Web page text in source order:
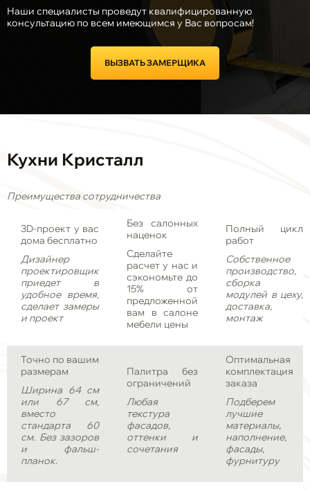
Наши специалисты проведут квалифицированную
консультацию по всем имеющимся у Вас вопросам!
ВЫЗВАТЬ ЗАМЕРЩИКА
Кухни Кристалл
Преимущества сотрудничества
3D-проект у вас
дома бесплатно
Дизайнер
проектировщик
приедет в
удобное время,
сделает замеры
и проект
Без салонных
наценок
Сделайте
расчет у нас и
сэкономьте до
15% от
предложенной
вам в салоне
мебели цены
Полный цикл
работ
Собственное
производство,
сборка
модулей в цеху,
доставка,
монтаж
Точно по вашим
размерам
Ширина 64 см
или 67 см,
вместо
стандарта 60
см. Без зазоров
и фальш-
планок.
Палитра без
ограничений
Любая
текстура
фасадов,
оттенки и
сочетания
Оптимальная
комплектация
заказа
Подберем
лучшие
материалы,
наполнение,
фасады,
фурнитуру